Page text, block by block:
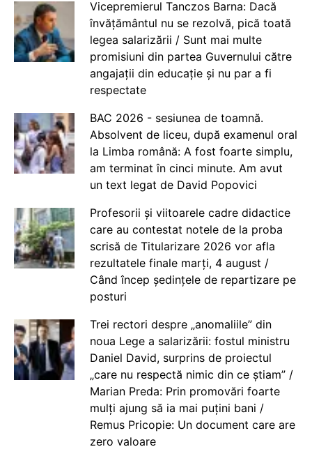
Vicepremierul Tanczos Barna: Dacă
învățământul nu se rezolvă, pică toată
legea salarizării / Sunt mai multe
promisiuni din partea Guvernului către
angajații din educație și nu par a fi
respectate
BAC 2026 - sesiunea de toamnă.
Absolvent de liceu, după examenul oral
la Limba română: A fost foarte simplu,
am terminat în cinci minute. Am avut
un text legat de David Popovici
Profesorii și viitoarele cadre didactice
care au contestat notele de la proba
scrisă de Titularizare 2026 vor afla
rezultatele finale marți, 4 august /
Când încep ședințele de repartizare pe
posturi
Trei rectori despre „anomaliile” din
noua Lege a salarizării: fostul ministru
Daniel David, surprins de proiectul
„care nu respectă nimic din ce știam” /
Marian Preda: Prin promovări foarte
mulți ajung să ia mai puțini bani /
Remus Pricopie: Un document care are
zero valoare